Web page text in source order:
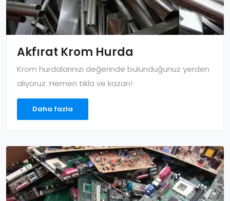
Akfırat Krom Hurda
Krom hurdalarınızı değerinde bulunduğunuz yerden
alıyoruz. Hemen tıkla ve kazan!
Daha fazla